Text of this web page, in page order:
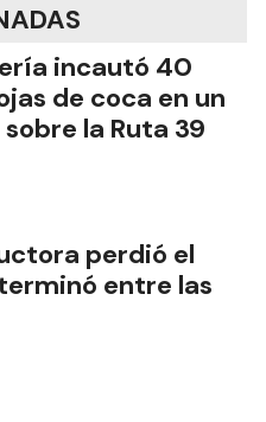
incautó 40
de coca en un
la Ruta 39
perdió el
entre las